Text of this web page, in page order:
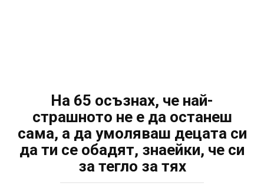
На 65 осъзнах, че най-
страшното не е да останеш
сама, а да умоляваш децата си
да ти се обадят, знаейки, че си
за тегло за тях